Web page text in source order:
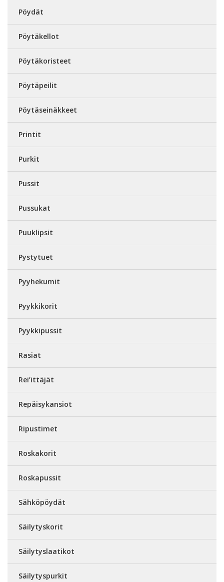
Pöydät
Pöytäkellot
Pöytäkoristeet
Pöytäpeilit
Pöytäseinäkkeet
Printit
Purkit
Pussit
Pussukat
Puuklipsit
Pystytuet
Pyyhekumit
Pyykkikorit
Pyykkipussit
Rasiat
Rei’ittäjät
Repäisykansiot
Ripustimet
Roskakorit
Roskapussit
Sähköpöydät
Säilytyskorit
Säilytyslaatikot
Säilytyspurkit